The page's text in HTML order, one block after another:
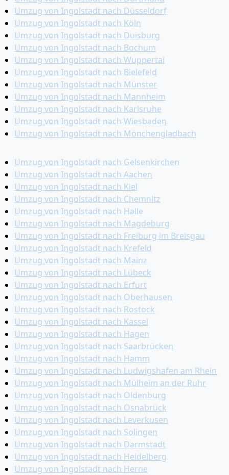
Umzug von Ingolstadt nach Düsseldorf
Umzug von Ingolstadt nach Köln
Umzug von Ingolstadt nach Duisburg
Umzug von Ingolstadt nach Bochum
Umzug von Ingolstadt nach Wuppertal
Umzug von Ingolstadt nach Bielefeld
Umzug von Ingolstadt nach Münster
Umzug von Ingolstadt nach Mannheim
Umzug von Ingolstadt nach Karlsruhe
Umzug von Ingolstadt nach Wiesbaden
Umzug von Ingolstadt nach Mönchen­gladbach
Umzug von Ingolstadt nach Gelsenkirchen
Umzug von Ingolstadt nach Aachen
Umzug von Ingolstadt nach Kiel
Umzug von Ingolstadt nach Chemnitz
Umzug von Ingolstadt nach Halle
Umzug von Ingolstadt nach Magdeburg
Umzug von Ingolstadt nach Freiburg im Breisgau
Umzug von Ingolstadt nach Krefeld
Umzug von Ingolstadt nach Mainz
Umzug von Ingolstadt nach Lübeck
Umzug von Ingolstadt nach Erfurt
Umzug von Ingolstadt nach Oberhausen
Umzug von Ingolstadt nach Rostock
Umzug von Ingolstadt nach Kassel
Umzug von Ingolstadt nach Hagen
Umzug von Ingolstadt nach Saarbrücken
Umzug von Ingolstadt nach Hamm
Umzug von Ingolstadt nach Ludwigshafen am Rhein
Umzug von Ingolstadt nach Mülheim an der Ruhr
Umzug von Ingolstadt nach Oldenburg
Umzug von Ingolstadt nach Osnabrück
Umzug von Ingolstadt nach Leverkusen
Umzug von Ingolstadt nach Solingen
Umzug von Ingolstadt nach Darmstadt
Umzug von Ingolstadt nach Heidelberg
Umzug von Ingolstadt nach Herne